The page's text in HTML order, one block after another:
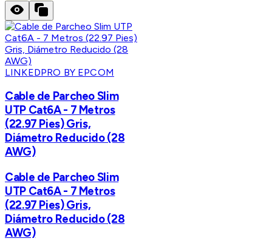
LINKEDPRO BY EPCOM
Cable de Parcheo Slim
UTP Cat6A - 7 Metros
(22.97 Pies) Gris,
Diámetro Reducido (28
AWG)
Cable de Parcheo Slim
UTP Cat6A - 7 Metros
(22.97 Pies) Gris,
Diámetro Reducido (28
AWG)